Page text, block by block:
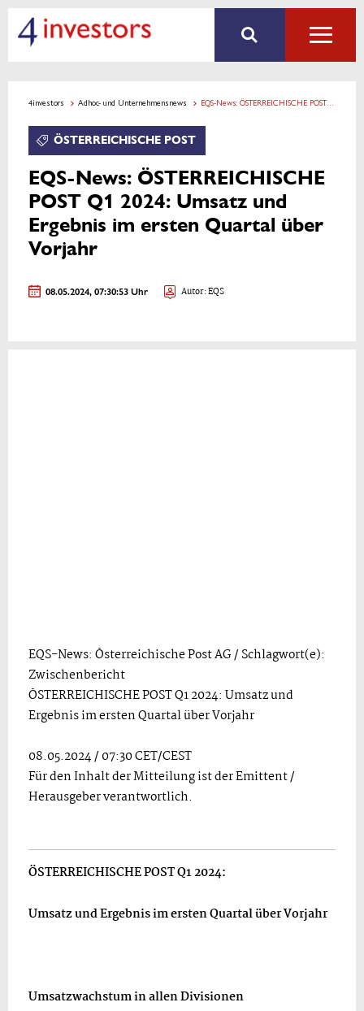
4investors Adhoc- und Unternehmensnews EQS-News: ÖSTERREICHISCHE POST Q1 2024: Umsatz und Ergebnis im ersten Quartal über Vorjahr
ÖSTERREICHISCHE POST
EQS-News: ÖSTERREICHISCHE
POST Q1 2024: Umsatz und
Ergebnis im ersten Quartal über
Vorjahr
08.05.2024, 07:30:53 Uhr Autor: EQS
EQS-News: Österreichische Post AG / Schlagwort(e):
Zwischenbericht
ÖSTERREICHISCHE POST Q1 2024: Umsatz und
Ergebnis im ersten Quartal über Vorjahr
08.05.2024 / 07:30 CET/CEST
Für den Inhalt der Mitteilung ist der Emittent /
Herausgeber verantwortlich.
ÖSTERREICHISCHE POST Q1 2024:
Umsatz und Ergebnis im ersten Quartal über Vorjahr
Umsatzwachstum in allen Divisionen